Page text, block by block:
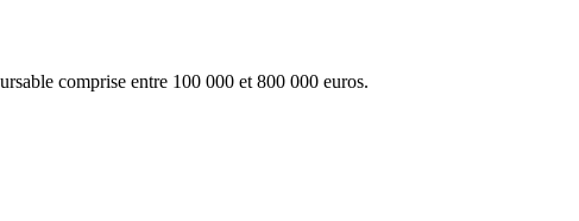
comprise entre 100 000 et 800 000 euros.